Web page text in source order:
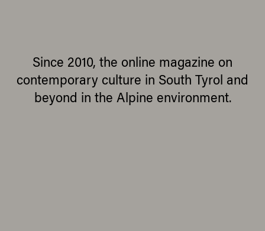
Since 2010, the online magazine on
contemporary culture in South Tyrol and
beyond in the Alpine environment.